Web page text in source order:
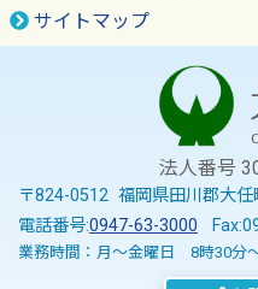
サイトマップ
法人番号
〒824-0512 福岡県田川郡大
電話番号:0947-63-3000
業務時間：月～金曜日 8時30分